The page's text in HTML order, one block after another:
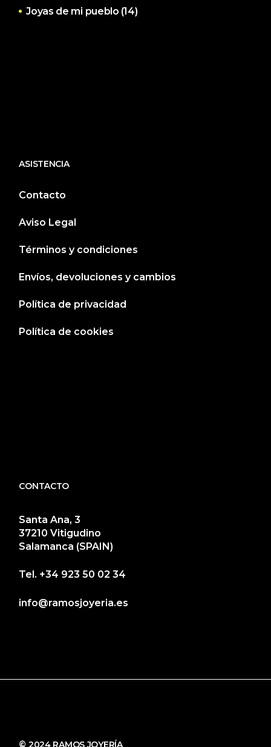
Joyas de mi pueblo (14)
ASISTENCIA
Contacto
Aviso Legal
Términos y condiciones
Envíos, devoluciones y cambios
Política de privacidad
Política de cookies
CONTACTO
Santa Ana, 3
37210 Vitigudino
Salamanca (SPAIN)
Tel. +34 923 50 02 34
info@ramosjoyeria.es
© 2024 RAMOS JOYERÍA